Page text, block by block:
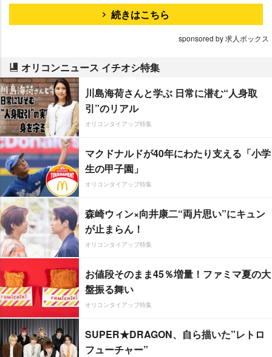
続きはこちら
sponsored by 求人ボックス
オリコンニュース イチオシ特集
川島海荷さんと学ぶ 日常に潜む“人身取
引”のリアル
オリコンタイアップ特集
マクドナルドが40年にわたり支える「小学
生の甲子園」
オリコンタイアップ特集
森崎ウィン×向井康二“両片思い”にキュン
が止まらん！
オリコンタイアップ特集
お値段そのまま45％増量！ファミマ夏の大
盤振る舞い
オリコンタイアップ特集
SUPER★DRAGON、自ら描いた”レトロ
フューチャー”